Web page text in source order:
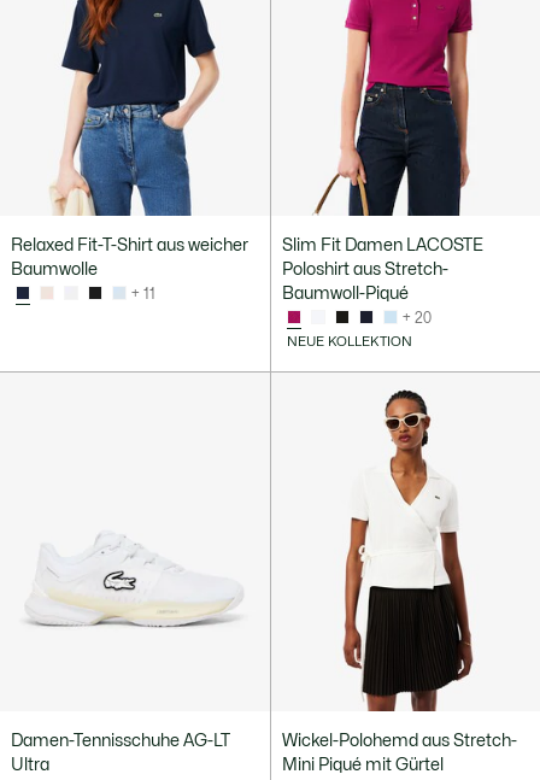
Relaxed Fit-T-Shirt aus weicher
Baumwolle
+ 11
Slim Fit Damen LACOSTE
Poloshirt aus Stretch-
Baumwoll-Piqué
+ 20
NEUE KOLLEKTION
Damen-Tennisschuhe AG-LT
Ultra
Wickel-Polohemd aus Stretch-
Mini Piqué mit Gürtel